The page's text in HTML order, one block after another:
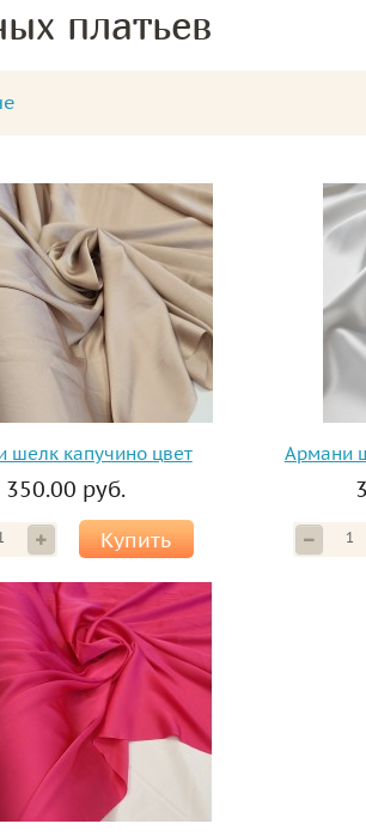
платьев
шелк капучино цвет
350.00 руб.
Купить
Армани